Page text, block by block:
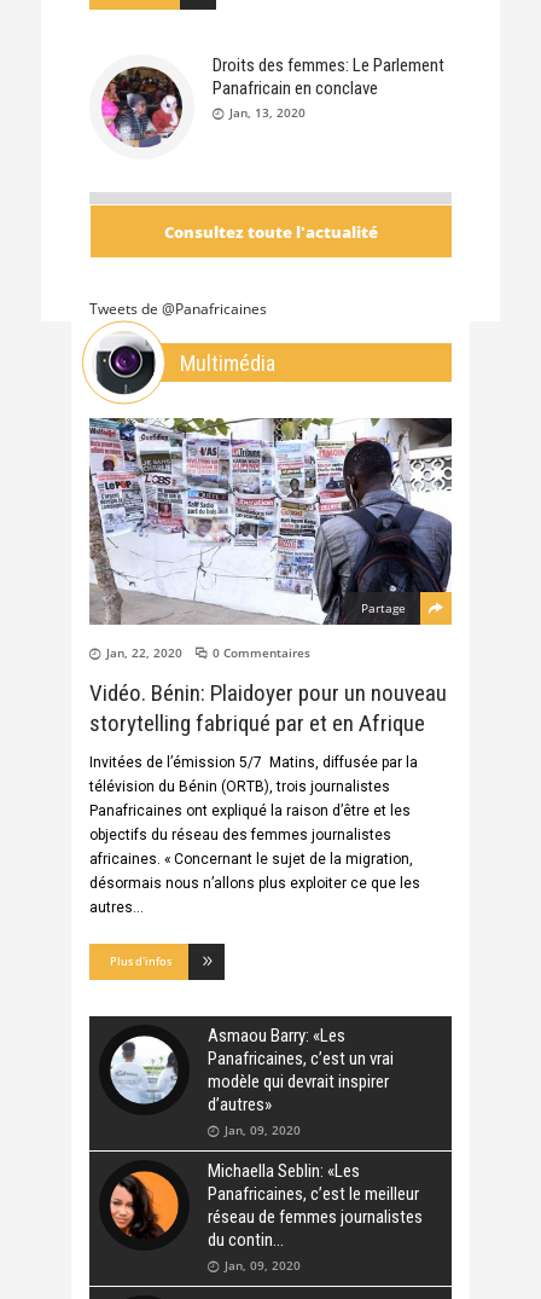
Droits des femmes: Le Parlement
Panafricain en conclave
Jan, 13, 2020
Consultez toute l'actualité
Tweets de @Panafricaines
Multimédia
Partage
Jan, 22, 2020 0 Commentaires
Vidéo. Bénin: Plaidoyer pour un nouveau
storytelling fabriqué par et en Afrique
Invitées de l’émission 5/7 Matins, diffusée par la
télévision du Bénin (ORTB), trois journalistes
Panafricaines ont expliqué la raison d’être et les
objectifs du réseau des femmes journalistes
africaines. « Concernant le sujet de la migration,
désormais nous n’allons plus exploiter ce que les
autres
Plus d'infos
Asmaou Barry: «Les
Panafricaines, c’est un vrai
modèle qui devrait inspirer
d’autres»
Jan, 09, 2020
Michaella Seblin: «Les
Panafricaines, c’est le meilleur
réseau de femmes journalistes
du contin
Jan, 09, 2020